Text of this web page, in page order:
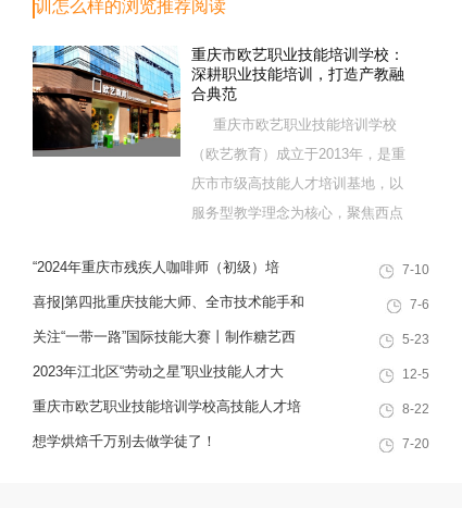
训怎么样的浏览推荐阅读
重庆市欧艺职业技能培训学校：
深耕职业技能培训，打造产教融
合典范
重庆市欧艺职业技能培训学校
（欧艺教育）成立于2013年，是重
庆市市级高技能人才培训基地，以
服务型教学理念为核心，聚焦西点
十余载，致力于培养兼具社会责任
感与创新思维的复合型行业高技能
人才，是集技能培训、证书认定、
“2024年重庆市残疾人咖啡师（初级）培
训”职业技能提升计划活动
7-10
喜报|第四批重庆技能大师、全市技术能手和
巴渝青年技能之星名单出炉，重庆欧艺职业
技能培训学校技能人才榜上有名！
7-6
关注“一带一路”国际技能大赛丨制作糖艺西
点，看手艺更考验审美
5-23
2023年江北区“劳动之星”职业技能人才大
赛，我校选手荣获互联网营销师第一名
12-5
重庆市欧艺职业技能培训学校高技能人才培
训基地建设专家指导会会议简报
8-22
想学烘焙千万别去做学徒了！ 7-20